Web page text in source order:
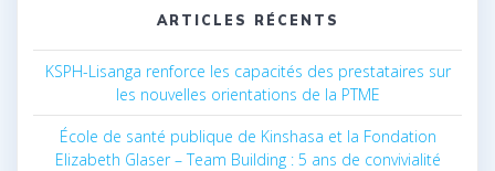
ARTICLES RÉCENTS
KSPH-Lisanga renforce les capacités des prestataires sur
les nouvelles orientations de la PTME
École de santé publique de Kinshasa et la Fondation
Elizabeth Glaser – Team Building : 5 ans de convivialité